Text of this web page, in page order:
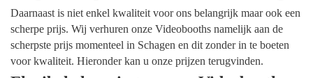
Daarnaast is niet enkel kwaliteit voor ons belangrijk maar ook een
scherpe prijs. Wij verhuren onze Videobooths namelijk aan de
scherpste prijs momenteel in Schagen en dit zonder in te boeten
voor kwaliteit. Hieronder kan u onze prijzen terugvinden.